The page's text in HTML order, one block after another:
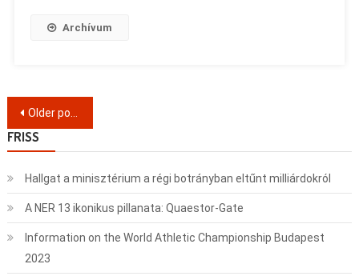
Archívum
Posts
navigation
Older posts
FRISS
Hallgat a minisztérium a régi botrányban eltűnt milliárdokról
A NER 13 ikonikus pillanata: Quaestor-Gate
Information on the World Athletic Championship Budapest
2023